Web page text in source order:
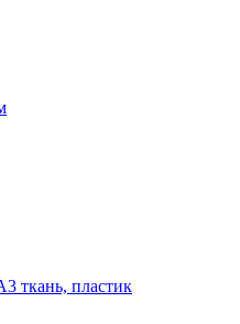
ткань, пластик